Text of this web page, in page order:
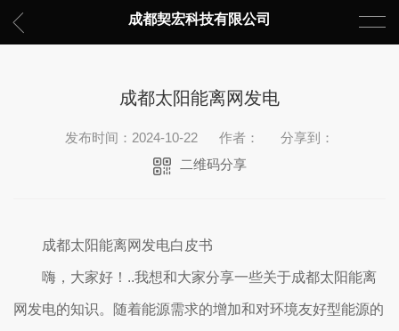
成都契宏科技有限公司
成都太阳能离网发电
发布时间：2024-10-22 作者：
分享到：
二维码分享
成都太阳能离网发电白皮书
嗨，大家好！..我想和大家分享一些关于成都太阳能离
网发电的知识。随着能源需求的增加和对环境友好型能源的